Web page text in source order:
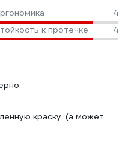
4
к протечке
4
краску. (а может